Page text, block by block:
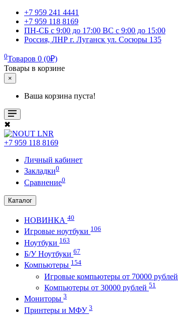
+7 959 241 4441
+7 959 118 8169
ПН-СБ с 9:00 до 17:00 ВС с 9:00 до 15:00
Россия, ЛНР г. Луганск ул. Сосюры 135
0Товаров 0 (0₽)
Товары в корзине
×
Ваша корзина пуста!
✖
+7 959 118 8169
Личный кабинет
Закладки0
Сравнение0
Каталог
НОВИНКА 40
Игровые ноутбуки 106
Ноутбуки 163
Б/У Ноутбуки 67
Компьютеры 154
Игровые компьютеры от 70000 рублей
Компьютеры от 30000 рублей 51
Мониторы 3
Принтеры и МФУ 3